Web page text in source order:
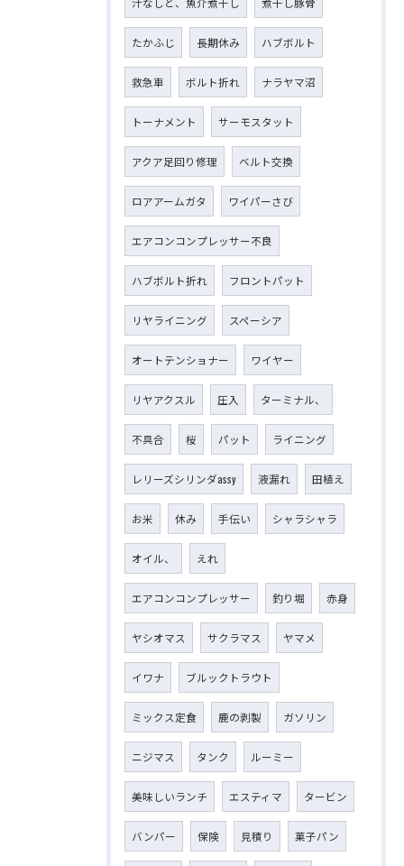
たかふじ 長期休み ハブボルト
救急車 ボルト折れ ナラヤマ沼
トーナメント サーモスタット
アクア足回り修理 ベルト交換
ロアアームガタ ワイパーさび
エアコンコンプレッサー不良
ハブボルト折れ フロントパット
リヤライニング スペーシア
オートテンショナー ワイヤー
リヤアクスル 圧入 ターミナル、
不具合 桜 パット ライニング
レリーズシリンダassy 液漏れ 田植え
お米 休み 手伝い シャラシャラ
オイル、 えれ
エアコンコンプレッサー 釣り堀 赤身
ヤシオマス サクラマス ヤマメ
イワナ ブルックトラウト
ミックス定食 鹿の剥製 ガソリン
ニジマス タンク ルーミー
美味しいランチ エスティマ タービン
バンパー 保険 見積り 菓子パン